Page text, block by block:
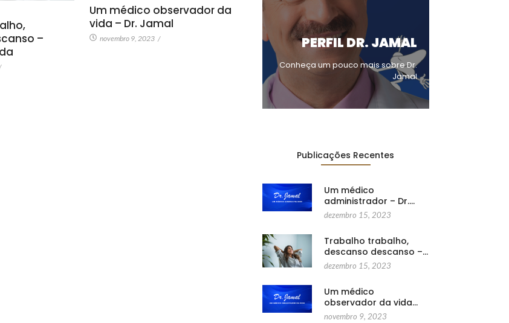
–
Um médico observador da
vida – Dr. Jamal
novembro 9, 2023 / PERFIL DR. JAMAL
Conheça um pouco mais sobre Dr.
Jamal
Publicações Recentes
Um médico
administrador – Dr.…
dezembro 15, 2023
Trabalho trabalho,
descanso descanso –…
dezembro 15, 2023
Um médico
observador da vida…
novembro 9, 2023